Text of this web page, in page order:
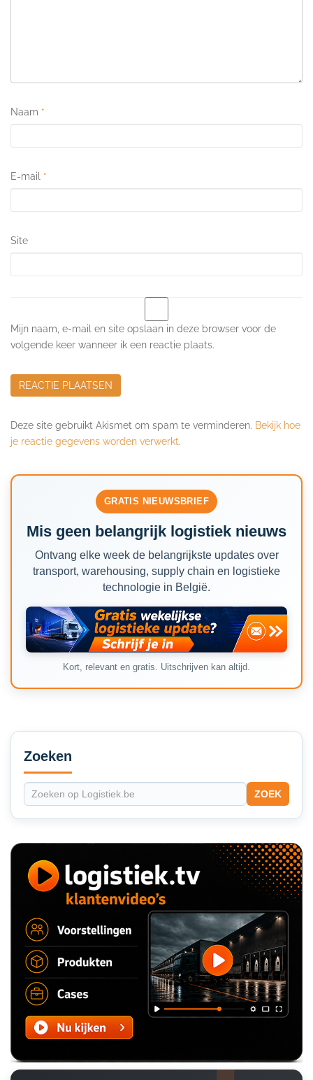
Naam *
E-mail *
Site
Mijn naam, e-mail en site opslaan in deze browser voor de
volgende keer wanneer ik een reactie plaats.
Deze site gebruikt Akismet om spam te verminderen. Bekijk hoe
je reactie gegevens worden verwerkt.
GRATIS NIEUWSBRIEF
Mis geen belangrijk logistiek nieuws
Ontvang elke week de belangrijkste updates over
transport, warehousing, supply chain en logistieke
technologie in België.
Kort, relevant en gratis. Uitschrijven kan altijd.
Secondary
Sidebar
Zoeken
ZOEK